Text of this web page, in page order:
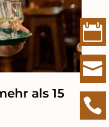
als 15




